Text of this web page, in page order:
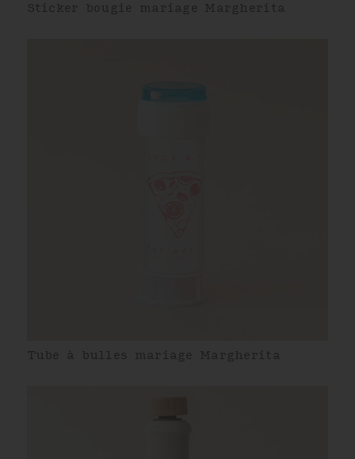
Sticker bougie mariage Margherita
Tube à bulles mariage Margherita